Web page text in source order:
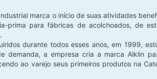
marca o início de suas atividades
prima para fábricas de acolchoados, de
durante todos esses anos, em 1999,
demanda, a empresa cria a marca Alklin
ao varejo seus primeiros produtos na